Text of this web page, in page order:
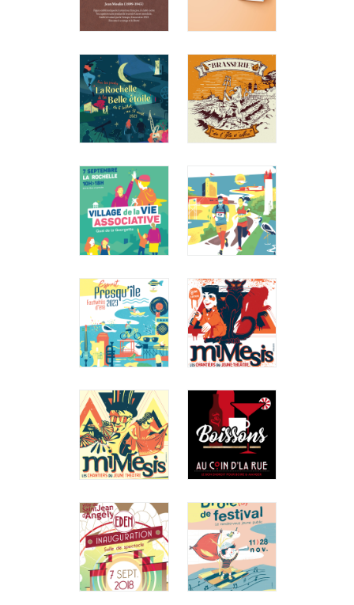
DE PONS
Ville de Pons
Portrait
PART DE
MARIAGE
S&F
Illustration et
graphisme
ROCHELLE
À LA BELLE
ETOILE
Ville de La
Rochelle
Campagne
affiche
D'AIX
Brasserie de
l'Ile d'Aix
Etiquette
bière /
Illustration /
Print
DE LA VIE
ASSOCIATIVE
Ville de La
Rochelle
Affiche
LA
PRESQU'ÎLE
Pousse-pieds
Fouras - St
Laurent
Affiche
PRESQU'ÎLE
2023
Ville de
Fouras-les-
Bains
Campagne de
communication
MIMESIS
2019
Lycée Léonce
Vieljeux
Affiche /
Illustration
vectorielle
MIMESIS
2017
Lycée Léonce
Vieljeux
Print / Affiche
/ Dépliant
D'LA RUE
Au Coin d'la
Rue
Print / Carte
de bar